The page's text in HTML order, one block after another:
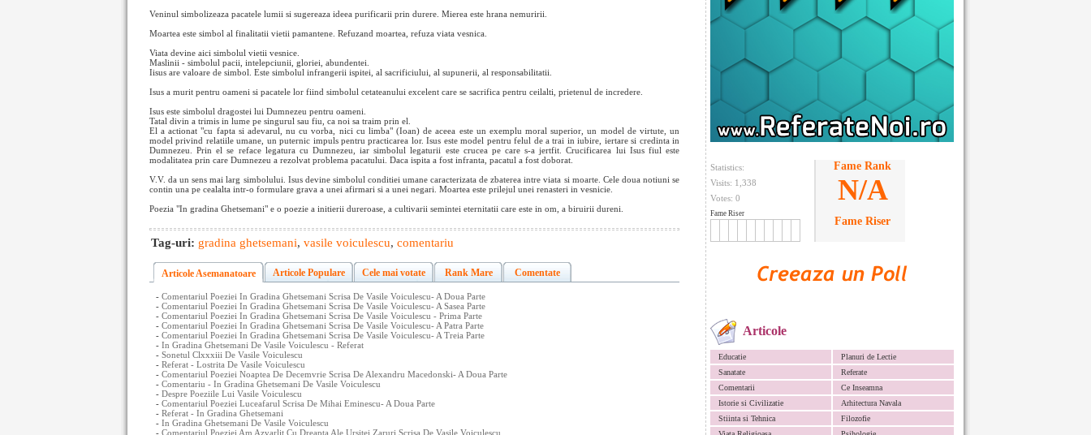
Statistics:
Visits: 1,338
Votes: 0
Fame Riser
Fame Rank
N/A
Fame Riser
Articole
Educatie
Planuri de Lectie
Sanatate
Referate
Comentarii
Ce Inseamna
Istorie si Civilizatie
Arhitectura Navala
Stiinta si Tehnica
Filozofie
Veninul simbolizeaza pacatele lumii si sugereaza ideea purificarii prin durere. Mierea este hrana nemuririi.
Moartea este simbol al finalitatii vietii pamantene. Refuzand moartea, refuza viata vesnica.
Viata devine aici simbolul vietii vesnice.
Maslinii - simbolul pacii, intelepciunii, gloriei, abundentei.
Iisus are valoare de simbol. Este simbolul infrangerii ispitei, al sacrificiului, al supunerii, al responsabilitatii.
Isus a murit pentru oameni si pacatele lor fiind simbolul cetateanului excelent care se sacrifica pentru ceilalti, prietenul de incredere.
Isus este simbolul dragostei lui Dumnezeu pentru oameni.
Tatal divin a trimis in lume pe singurul sau fiu, ca noi sa traim prin el.
El a actionat "cu fapta si adevarul, nu cu vorba, nici cu limba" (Ioan) de aceea este un exemplu moral superior, un model de virtute, un
model privind relatiile umane, un puternic impuls pentru practicarea lor. Isus este model pentru felul de a trai in iubire, iertare si credinta in
Dumnezeu. Prin el se reface legatura cu Dumnezeu, iar simbolul legaturii este crucea pe care s-a jertfit. Crucificarea lui Isus fiul este
modalitatea prin care Dumnezeu a rezolvat problema pacatului. Daca ispita a fost infranta, pacatul a fost doborat.
V.V. da un sens mai larg simbolului. Isus devine simbolul conditiei umane caracterizata de zbaterea intre viata si moarte. Cele doua notiuni se
contin una pe cealalta intr-o formulare grava a unei afirmari si a unei negari. Moartea este prilejul unei renasteri in vesnicie.
Poezia "In gradina Ghetsemani" e o poezie a initierii dureroase, a cultivarii semintei eternitatii care este in om, a biruirii dureni.
Tag-uri: gradina ghetsemani, vasile voiculescu, comentariu
Articole Asemanatoare Articole Populare Cele mai votate Rank Mare Comentate
- Comentariul Poeziei In Gradina Ghetsemani Scrisa De Vasile Voiculescu- A Doua Parte
- Comentariul Poeziei In Gradina Ghetsemani Scrisa De Vasile Voiculescu- A Sasea Parte
- Comentariul Poeziei In Gradina Ghetsemani Scrisa De Vasile Voiculescu - Prima Parte
- Comentariul Poeziei In Gradina Ghetsemani Scrisa De Vasile Voiculescu- A Patra Parte
- Comentariul Poeziei In Gradina Ghetsemani Scrisa De Vasile Voiculescu- A Treia Parte
- In Gradina Ghetsemani De Vasile Voiculescu - Referat
- Sonetul Clxxxiii De Vasile Voiculescu
- Referat - Lostrita De Vasile Voiculescu
- Comentariul Poeziei Noaptea De Decemvrie Scrisa De Alexandru Macedonski- A Doua Parte
- Comentariu - In Gradina Ghetsemani De Vasile Voiculescu
- Despre Poeziile Lui Vasile Voiculescu
- Comentariul Poeziei Luceafarul Scrisa De Mihai Eminescu- A Doua Parte
- Referat - In Gradina Ghetsemani
- In Gradina Ghetsemani De Vasile Voiculescu
- Comentariul Poeziei Am Azvarlit Cu Dreapta Ale Ursitei Zaruri Scrisa De Vasile Voiculescu